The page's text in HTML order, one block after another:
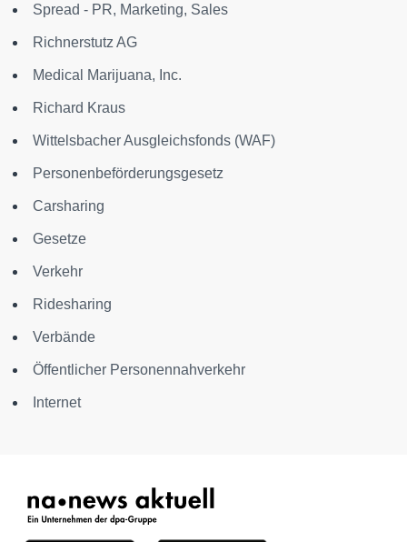
Spread - PR, Marketing, Sales
Richnerstutz AG
Medical Marijuana, Inc.
Richard Kraus
Wittelsbacher Ausgleichsfonds (WAF)
Personenbeförderungsgesetz
Carsharing
Gesetze
Verkehr
Ridesharing
Verbände
Öffentlicher Personennahverkehr
Internet